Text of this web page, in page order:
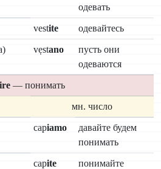
одевать
vestite одевайтесь
vẹstano
пусть они
одеваются
— понимать
мн. число
capiamo
давайте будем
понимать
capite понимайте